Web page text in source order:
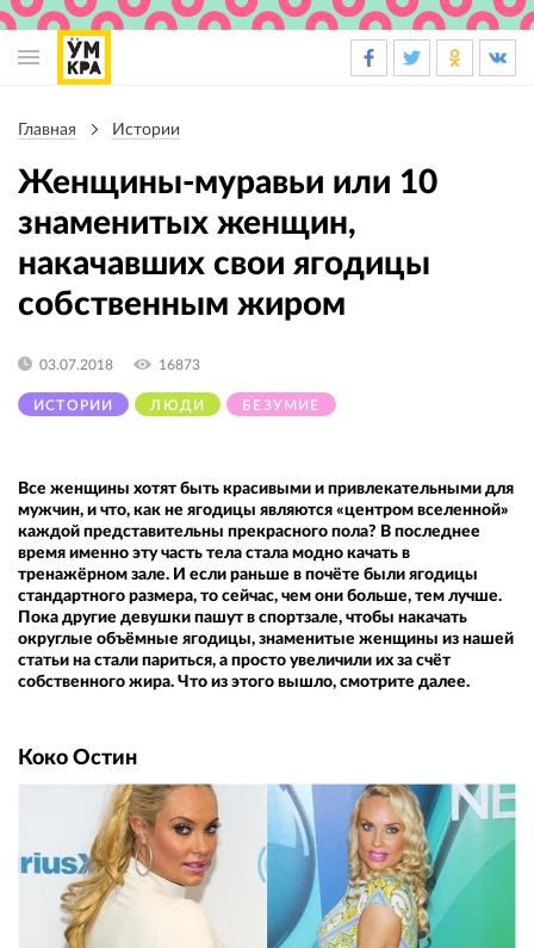
навигации
Главная Истории
Женщины-муравьи или 10
знаменитых женщин,
накачавших свои ягодицы
собственным жиром
ИСТОРИИ ЛЮДИ БЕЗУМИЕ
03.07.2018 16873
Все женщины хотят быть красивыми и привлекательными для
мужчин, и что, как не ягодицы являются «центром вселенной»
каждой представительны прекрасного пола? В последнее
время именно эту часть тела стала модно качать в
тренажёрном зале. И если раньше в почёте были ягодицы
стандартного размера, то сейчас, чем они больше, тем лучше.
Пока другие девушки пашут в спортзале, чтобы накачать
округлые объёмные ягодицы, знаменитые женщины из нашей
статьи на стали париться, а просто увеличили их за счёт
собственного жира. Что из этого вышло, смотрите далее.
Коко Остин